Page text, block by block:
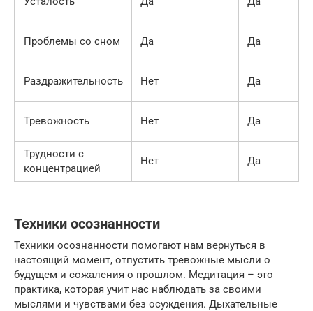
Проблемы со сном Да Да
Раздражительность Нет Да
Тревожность Нет Да
Трудности с
концентрацией
Нет Да
Техники осознанности
Техники осознанности помогают нам вернуться в
настоящий момент, отпустить тревожные мысли о
будущем и сожаления о прошлом. Медитация – это
практика, которая учит нас наблюдать за своими
мыслями и чувствами без осуждения. Дыхательные